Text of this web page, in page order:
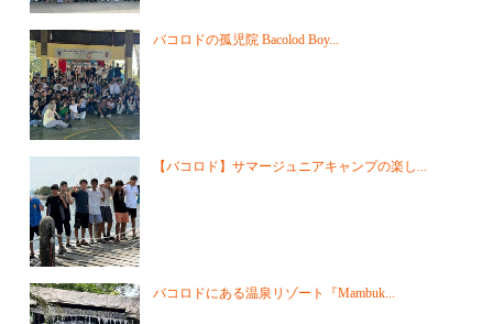
バコロドの孤児院 Bacolod Boy...
【バコロド】サマージュニアキャンプの楽し...
バコロドにある温泉リゾート『Mambuk...